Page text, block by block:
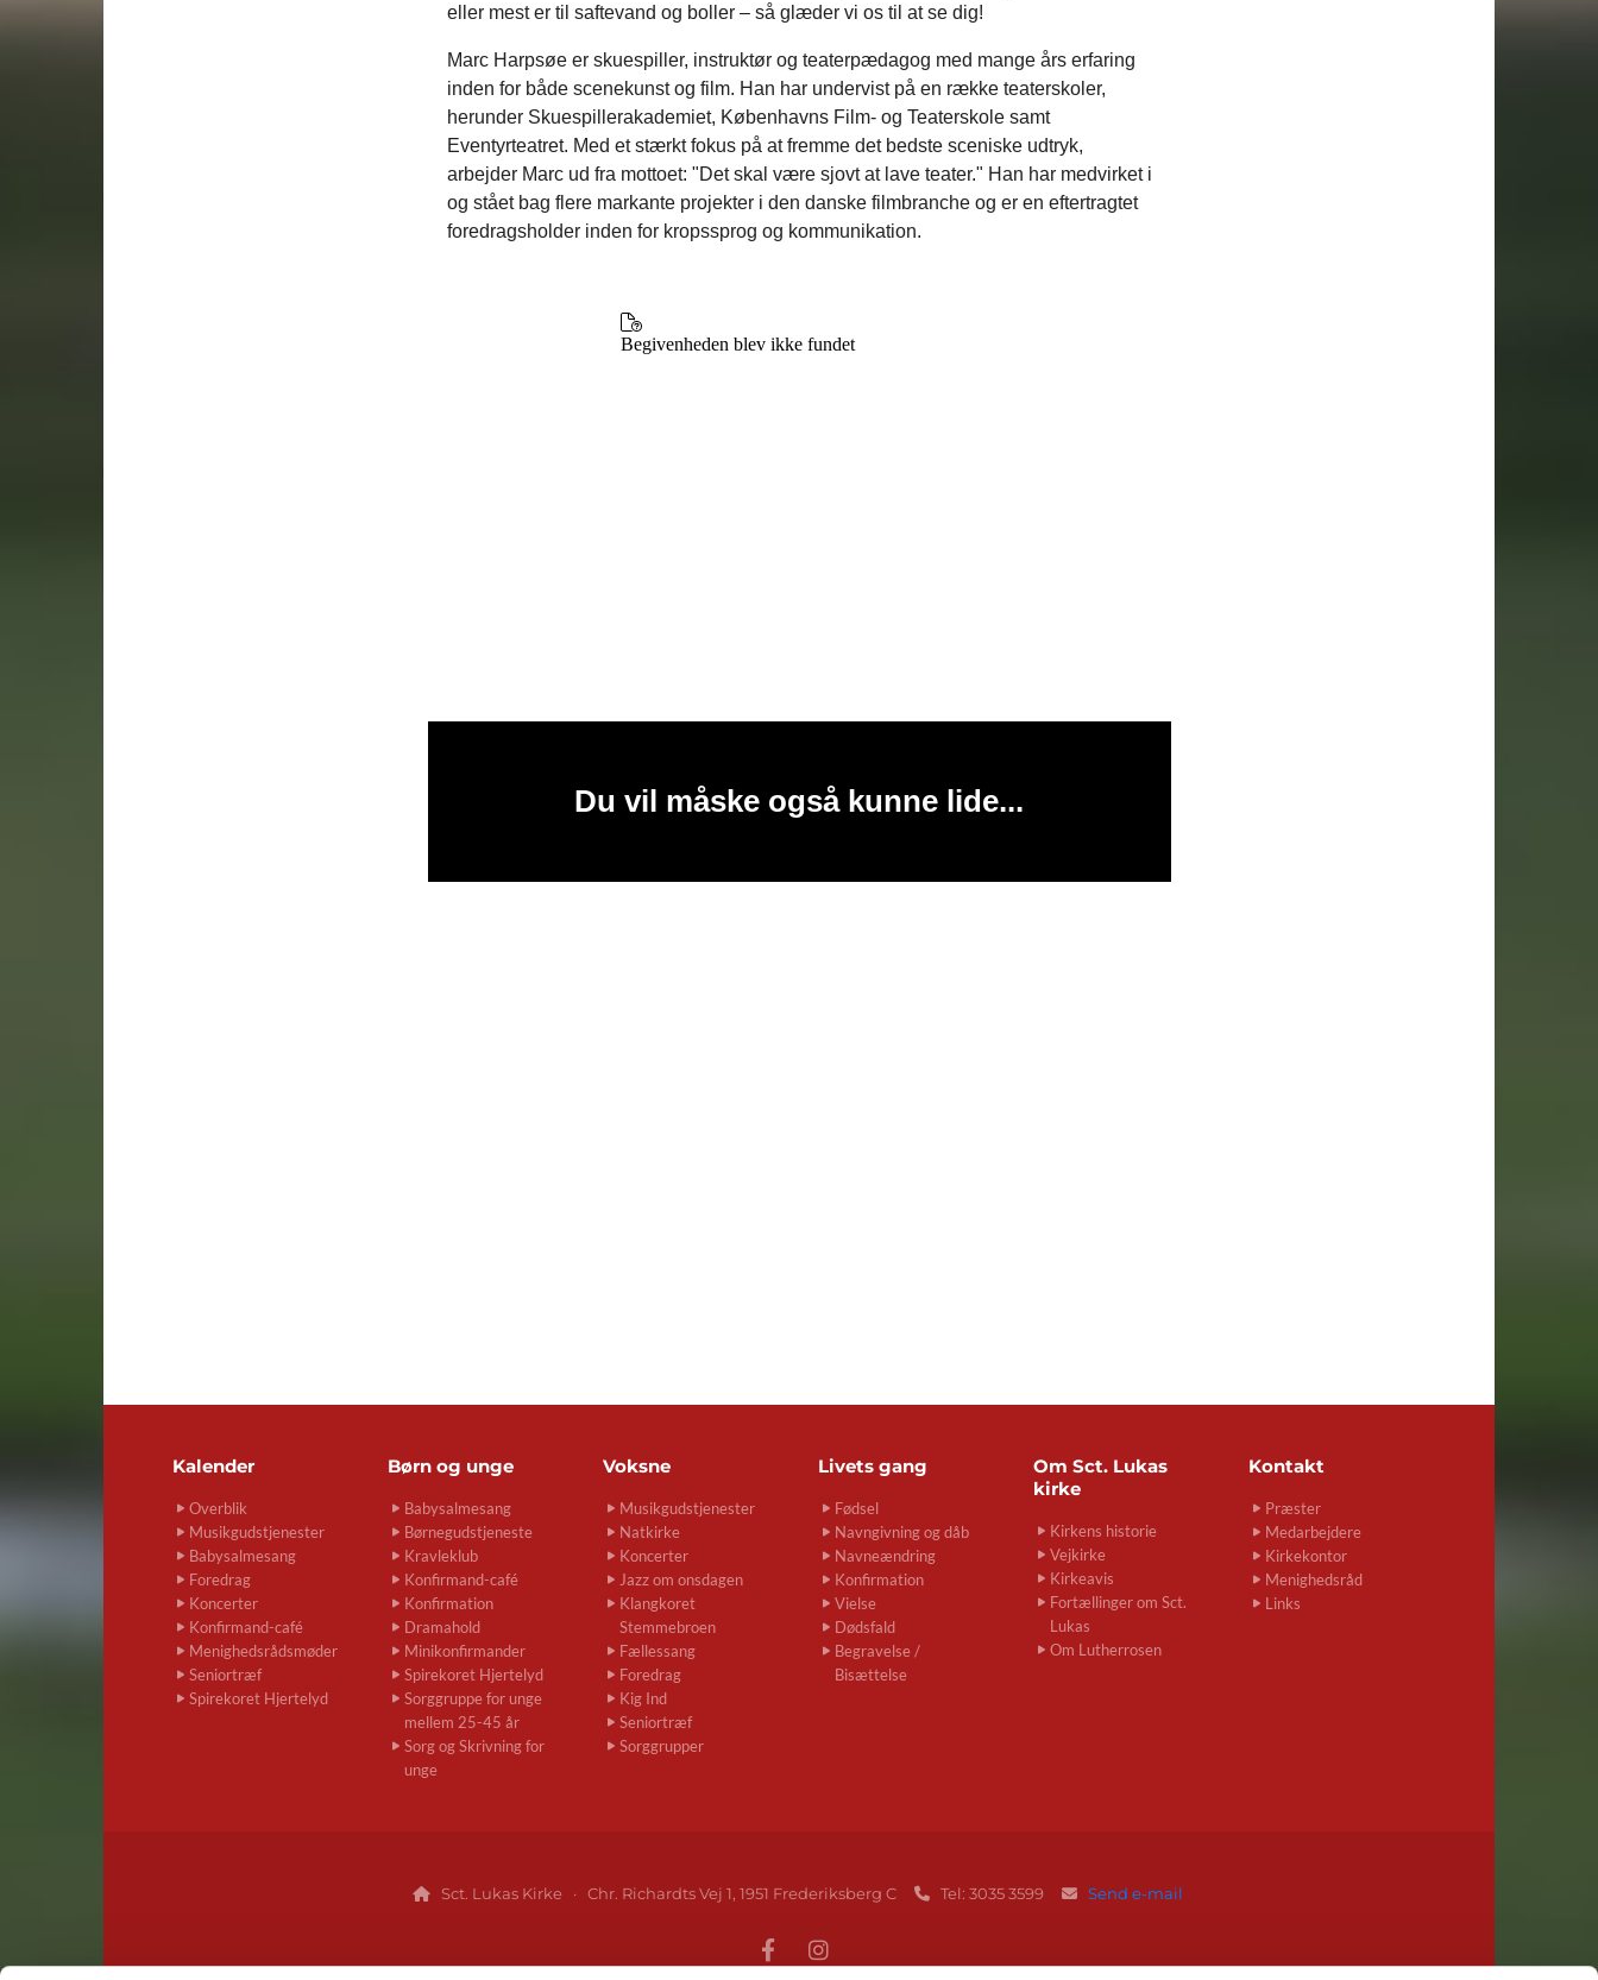
eller mest er til saftevand og boller – så glæder vi os til at se dig!
Marc Harpsøe er skuespiller, instruktør og teaterpædagog med mange års erfaring
inden for både scenekunst og film. Han har undervist på en række teaterskoler,
herunder Skuespillerakademiet, Københavns Film- og Teaterskole samt
Eventyrteatret. Med et stærkt fokus på at fremme det bedste sceniske udtryk,
arbejder Marc ud fra mottoet: "Det skal være sjovt at lave teater." Han har medvirket i
og stået bag flere markante projekter i den danske filmbranche og er en eftertragtet
foredragsholder inden for kropssprog og kommunikation.
Du vil måske også kunne lide...
Kalender
Overblik
Musikgudstjenester
Babysalmesang
Foredrag
Koncerter
Konfirmand-café
Menighedsrådsmøder
Seniortræf
Spirekoret Hjertelyd
Børn og unge
Babysalmesang
Børnegudstjeneste
Kravleklub
Konfirmand-café
Konfirmation
Dramahold
Minikonfirmander
Spirekoret Hjertelyd
Sorggruppe for unge
mellem 25-45 år
Sorg og Skrivning for
unge
Voksne
Musikgudstjenester
Natkirke
Koncerter
Jazz om onsdagen
Klangkoret
Stemmebroen
Fællessang
Foredrag
Kig Ind
Seniortræf
Sorggrupper
Livets gang
Fødsel
Navngivning og dåb
Navneændring
Konfirmation
Vielse
Dødsfald
Begravelse /
Bisættelse
Om Sct. Lukas
kirke
Kirkens historie
Vejkirke
Kirkeavis
Fortællinger om Sct.
Lukas
Om Lutherrosen
Kontakt
Præster
Medarbejdere
Kirkekontor
Menighedsråd
Links
Sct. Lukas Kirke · Chr. Richardts Vej 1, 1951 Frederiksberg C Tel: 3035 3599  Send e-mail